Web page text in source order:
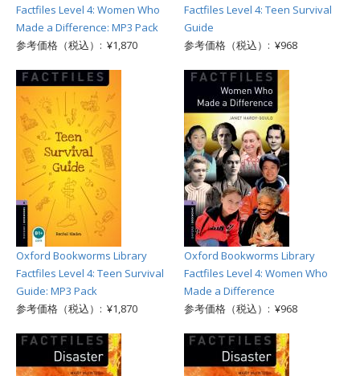
Factfiles Level 4: Women Who
Made a Difference: MP3 Pack
参考価格（税込）: ¥1,870
Factfiles Level 4: Teen Survival
Guide
参考価格（税込）: ¥968
Oxford Bookworms Library
Factfiles Level 4: Teen Survival
Guide: MP3 Pack
参考価格（税込）: ¥1,870
Oxford Bookworms Library
Factfiles Level 4: Women Who
Made a Difference
参考価格（税込）: ¥968